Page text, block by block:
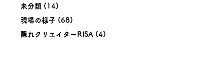
未分類(14)
現場の様子 (68)
隠れクリエイターRISA(4)